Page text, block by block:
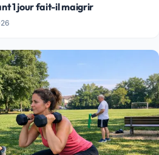
1 jour fait-il maigrir